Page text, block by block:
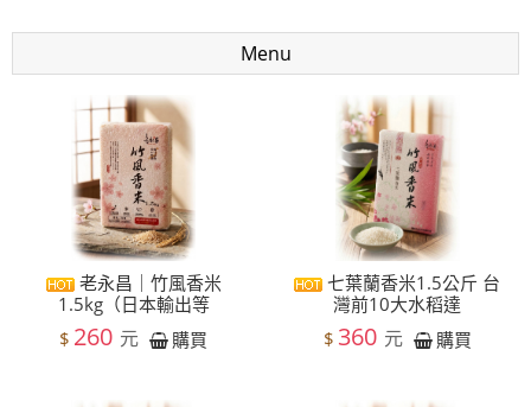
全館滿1200免運!!!
Menu
老永昌｜竹風香米
1.5kg（日本輸出等
$ 260 元 購買
七葉蘭香米1.5公斤 台
灣前10大水稻達
$ 360 元 購買